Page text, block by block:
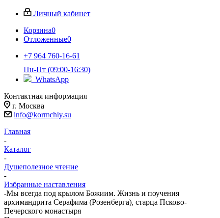
Личный кабинет
Корзина0
Отложенные0
+7 964 760-16-61
Пн-Пт (09:00-16:30)
WhatsApp
Контактная информация
г. Москва
info@kormchiy.su
Главная
-
Каталог
-
Душеполезное чтение
-
Избранные наставления
-Мы всегда под крылом Божиим. Жизнь и поучения
архимандрита Серафима (Розенберга), старца Псково-
Печерского монастыря